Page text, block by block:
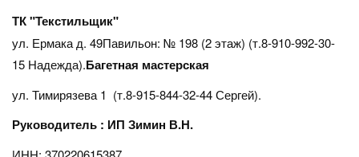
ТК "Текстильщик"
ул. Ермака д. 49Павильон: № 198 (2 этаж) (т.8-910-992-30-
15 Надежда).Багетная мастерская
ул. Тимирязева 1 (т.8-915-844-32-44 Сергей).
Руководитель : ИП Зимин В.Н.